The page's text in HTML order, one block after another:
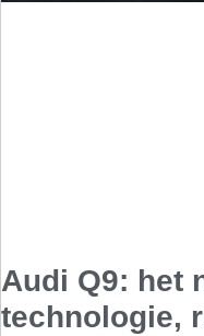
Audi Q9: het
technologie,